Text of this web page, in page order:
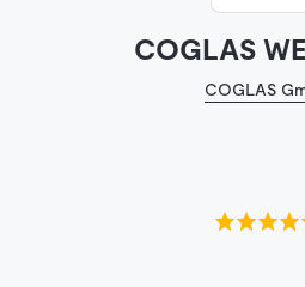
COGLAS
COGLAS